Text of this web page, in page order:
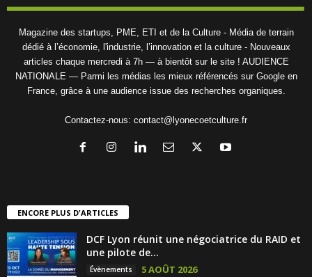
Magazine des startups, PME, ETI et de la Culture - Média de terrain
dédié à l’économie, l'industrie, l’innovation et la culture - Nouveaux
articles chaque mercredi à 7h — à bientôt sur le site ! AUDIENCE
NATIONALE — Parmi les médias les mieux référencés sur Google en
France, grâce à une audience issue des recherches organiques.
Contactez-nous: contact@lyonecoetculture.fr
ENCORE PLUS D'ARTICLES
DCF Lyon réunit une négociatrice du RAID et
une pilote de...
Évènements 5 AOÛT 2026